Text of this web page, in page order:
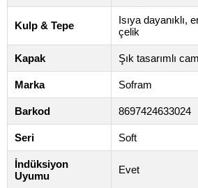
Kulp & Tepe
Isıya dayanıklı,
çelik
Kapak Şık tasarımlı cam
Marka Sofram
Barkod 8697424633024
Seri Soft
İndüksiyon
Uyumu
Evet